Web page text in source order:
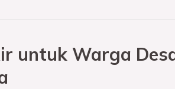
untuk Warga